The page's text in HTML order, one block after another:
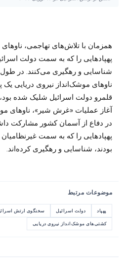
همزمان با تلاش‌های تهاجمی،
پهپادهایی را که به سمت دولت
شناسایی و رهگیری می‌کنند. در
ناوهای موشک‌انداز نیروی دریایی یک
قلمرو دولت اسرائیل شلیک شده بود،
در دفاع از آسمان کشور مشارکت
پهپادهایی را که به سمت
بودند، شناسایی و رهگیری کرده‌اند.
موضوعات مرتبط
پهپاد دولت اسرائیل سخنگوی ارتش
کشتی‌های موشک‌انداز نیروی دریایی